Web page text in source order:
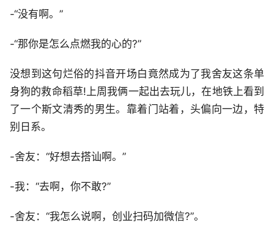
-“没有啊。”
-“那你是怎么点燃我的心的?”
没想到这句烂俗的抖音开场白竟然成为了我舍友这条单
身狗的救命稻草!上周我俩一起出去玩儿，在地铁上看到
了一个斯文清秀的男生。靠着门站着，头偏向一边，特
别日系。
-舍友：“好想去搭讪啊。”
-我：“去啊，你不敢?”
-舍友：“我怎么说啊，创业扫码加微信?”。